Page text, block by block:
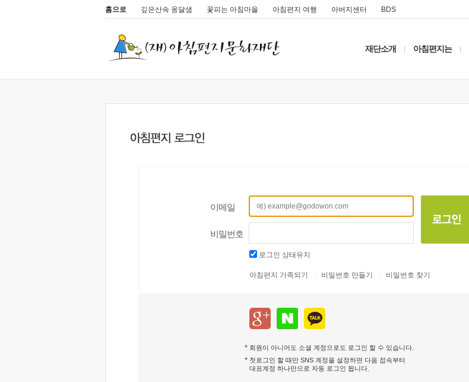
홈으로 깊은산속 옹달샘 꽃피는 아침마을 아침편지 여행 아버지센터 BDS
재단소개 아침편지는
이메일
비밀번호
로그인 상태유지
아침편지 가족되기 비밀번호 만들기 비밀번호 찾기
회원이 아니어도 소셜 계정으로도 로그인 할 수 있습니다.
첫로그인 할 때만 SNS 계정을 설정하면 다음 접속부터
대표계정 하나만으로 자동 로그인 됩니다